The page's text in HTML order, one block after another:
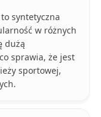
syntetyczna
w różnych
dużą
sprawia, że jest
sportowej,